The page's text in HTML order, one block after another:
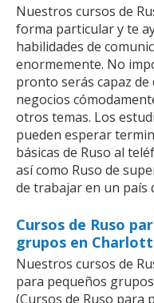
Nuestros cursos de
forma particular y te
habilidades de
enormemente. No
pronto serás capaz
negocios
otros temas. Los
pueden esperar
básicas de Ruso al
así como Ruso de
de trabajar en un país
Cursos de Ruso
grupos en
Nuestros cursos de
para pequeños
(Cursos de Ruso para